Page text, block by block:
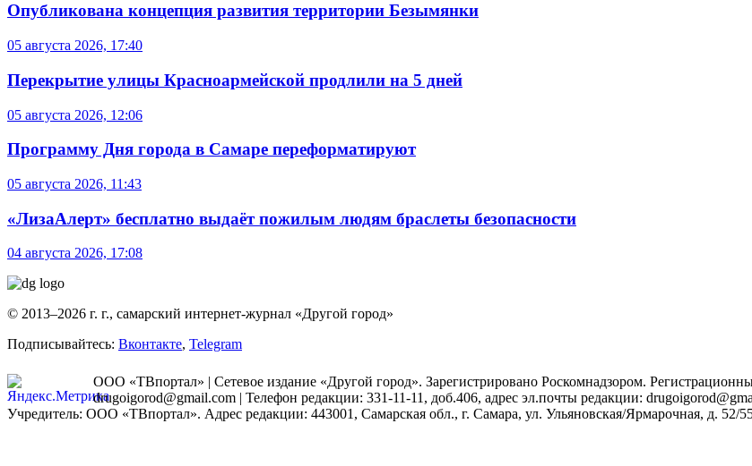
Опубликована концепция развития территории Безымянки
05 августа 2026, 17:40
Перекрытие улицы Красноармейской продлили на 5 дней
05 августа 2026, 12:06
Программу Дня города в Самаре переформатируют
05 августа 2026, 11:43
«ЛизаАлерт» бесплатно выдаёт пожилым людям браслеты безопасности
04 августа 2026, 17:08
© 2013–2026 г. г., самарский интернет-журнал «Другой город»
Подписывайтесь: Вконтакте, Telegram
ООО «ТВпортал» | Сетевое издание «Другой город». Зарегистрировано Роскомнадзором.
drugoigorod@gmail.com | Телефон редакции: 331-11-11, доб.406, адрес эл.почты редакции:
Учредитель: ООО «ТВпортал». Адрес редакции: 443001, Самарская обл., г. Самара, ул. Ульяновская/Ярмарочная, д. 52/